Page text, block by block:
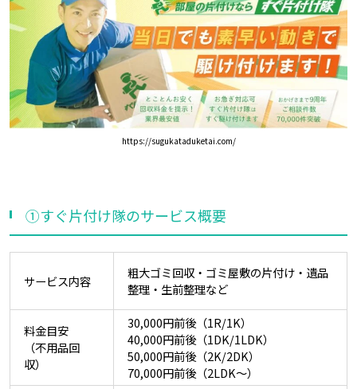
https://sugukataduketai.com/
①すぐ片付け隊のサービス概要
サービス内容
粗大ゴミ回収・ゴミ屋敷の片付け・遺品
整理・生前整理など
料金目安
（不用品回
収）
30,000円前後（1R/1K）
40,000円前後（1DK/1LDK）
50,000円前後（2K/2DK）
70,000円前後（2LDK～）